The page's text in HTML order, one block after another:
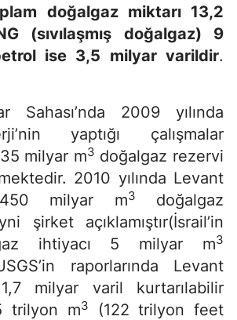
doğalgaz miktarı 13,2
(sıvılaşmış doğalgaz) 9
ise 3,5 milyar varildir.
Sahası’nda 2009 yılında
yaptığı çalışmalar
milyar m3 doğalgaz rezervi
2010 yılında Levant
450 milyar m3
doğalgaz
şirket açıklamıştır(İsrail’in
ihtiyacı 5 milyar m3
raporlarında Levant
1,7 milyar varil kurtarılabilir
trilyon m3
(122 trilyon feet